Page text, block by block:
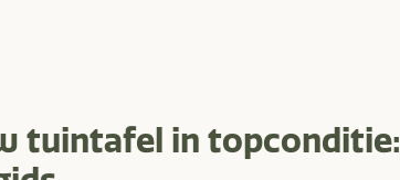
tuintafel in